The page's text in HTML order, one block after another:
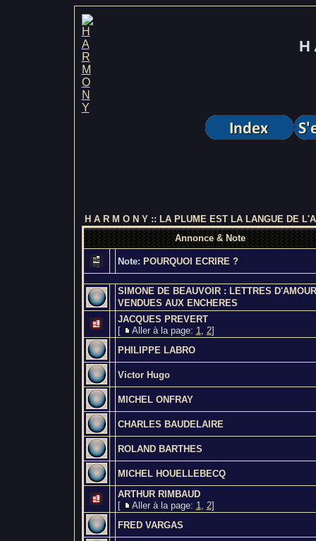
H
H A R M O N Y:: LA PLUME EST LA LANGUE DE
Annonce & Note
Note: POURQUOI ECRIRE ?
SIMONE DE BEAUVOIR : LETTRES D'AMOUR
VENDUES AUX ENCHERES
JACQUES PREVERT
[
Aller à la page: 1, 2]
PHILIPPE LABRO
Victor Hugo
MICHEL ONFRAY
CHARLES BAUDELAIRE
ROLAND BARTHES
MICHEL HOUELLEBECQ
ARTHUR RIMBAUD
[
Aller à la page: 1, 2]
FRED VARGAS